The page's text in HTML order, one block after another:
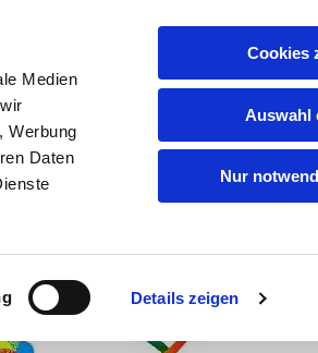
Medien
Werbung
Daten
Details zeigen
Cookies
Auswahl
Nur